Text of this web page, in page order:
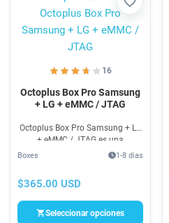
Favorito
16
Octoplus Box Pro Samsung
+ LG + eMMC / JTAG
Octoplus Box Pro Samsung + LG
+ eMMC / JTAG es una
herramienta para trabajar con
totalmente dañados
Boxes 1-8 dias
$365.00 USD
Seleccionar opciones